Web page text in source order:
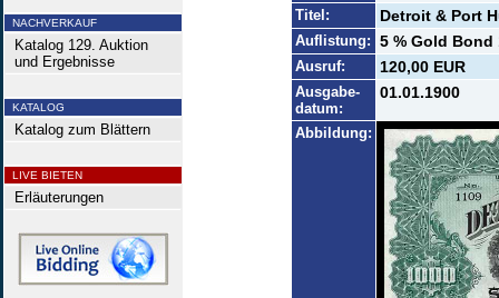
NACHVERKAUF
Katalog 129. Auktion
und Ergebnisse
KATALOG
Katalog zum Blättern
LIVE BIETEN
Erläuterungen
Titel: Detroit & Port
Auflistung: 5 % Gold Bond
Ausruf: 120,00 EUR
Ausgabe-
datum:
01.01.1900
Abbildung: